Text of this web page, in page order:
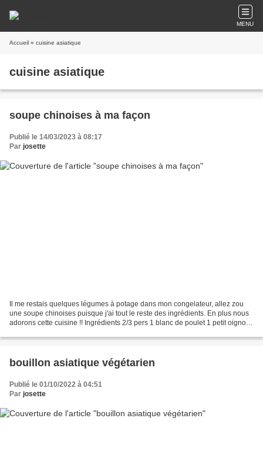
MENU
Accueil » cuisine asiatique
cuisine asiatique
soupe chinoises à ma façon
Publié le 14/03/2023 à 08:17
Par josette
Il me restais quelques légumes à potage dans mon congelateur, allez zou
une soupe chinoises puisque j'ai tout le reste des ingrédients. En plus nous
adorons cette cuisine !! Ingrédients 2/3 pers 1 blanc de poulet 1 petit oignon
bouillon asiatique végétarien
Publié le 01/10/2022 à 04:51
Par josette